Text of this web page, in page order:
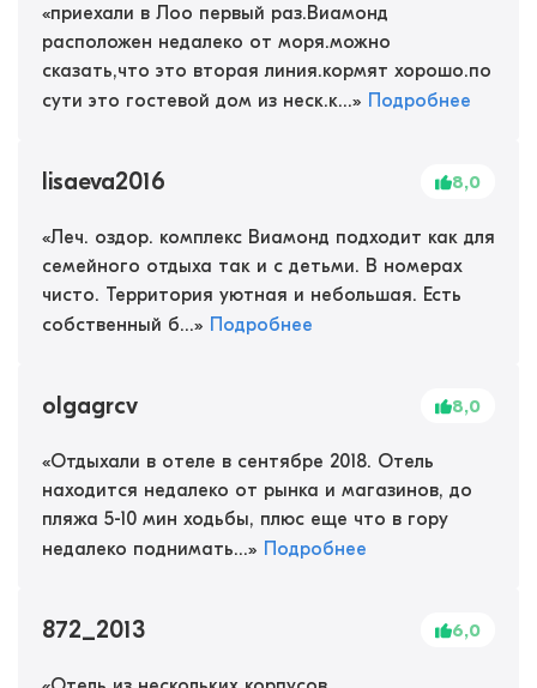
«приехали в Лоо первый раз.Виамонд
расположен недалеко от моря.можно
сказать,что это вторая линия.кормят хорошо.по
сути это гостевой дом из неск.к...» Подробнее
lisaeva2016 8,0
«Леч. оздор. комплекс Виамонд подходит как для
семейного отдыха так и с детьми. В номерах
чисто. Территория уютная и небольшая. Есть
собственный б...» Подробнее
olgagrcv 8,0
«Отдыхали в отеле в сентябре 2018. Отель
находится недалеко от рынка и магазинов, до
пляжа 5-10 мин ходьбы, плюс еще что в гору
недалеко поднимать...» Подробнее
872_2013 6,0